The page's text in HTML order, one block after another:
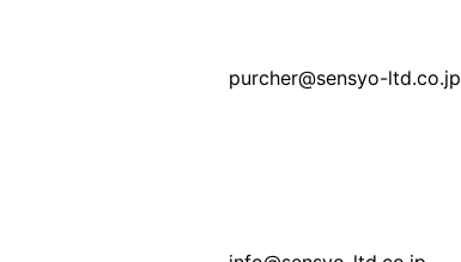
purcher@sensyo-ltd.co.jp